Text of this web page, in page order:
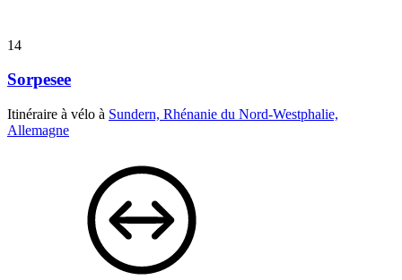
14
Sorpesee
Itinéraire à vélo à Sundern, Rhénanie du Nord-Westphalie,
Allemagne